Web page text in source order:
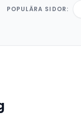
POPULÄRA SIDOR: